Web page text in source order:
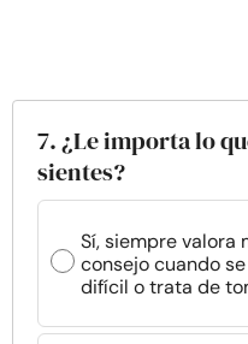
7. ¿Le importa lo
sientes?
Sí, siempre valora
consejo cuando
difícil o trata de